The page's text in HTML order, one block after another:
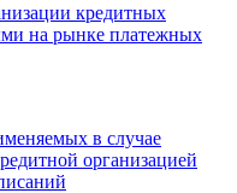
кредитных
на рынке платежных
в случае
организацией